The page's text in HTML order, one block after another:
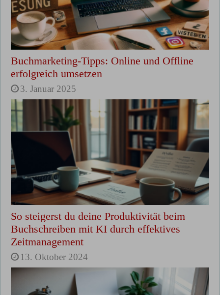
Buchmarketing-Tipps: Online und Offline
erfolgreich umsetzen
3. Januar 2025
So steigerst du deine Produktivität beim
Buchschreiben mit KI durch effektives
Zeitmanagement
13. Oktober 2024